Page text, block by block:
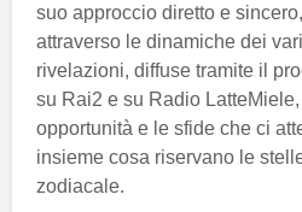
suo approccio diretto e
attraverso le dinamiche dei
rivelazioni, diffuse tramite il
su Rai2 e su Radio
opportunità e le sfide che ci
insieme cosa riservano le
zodiacale.